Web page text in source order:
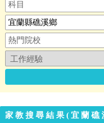
家教搜尋結果(宜蘭礁